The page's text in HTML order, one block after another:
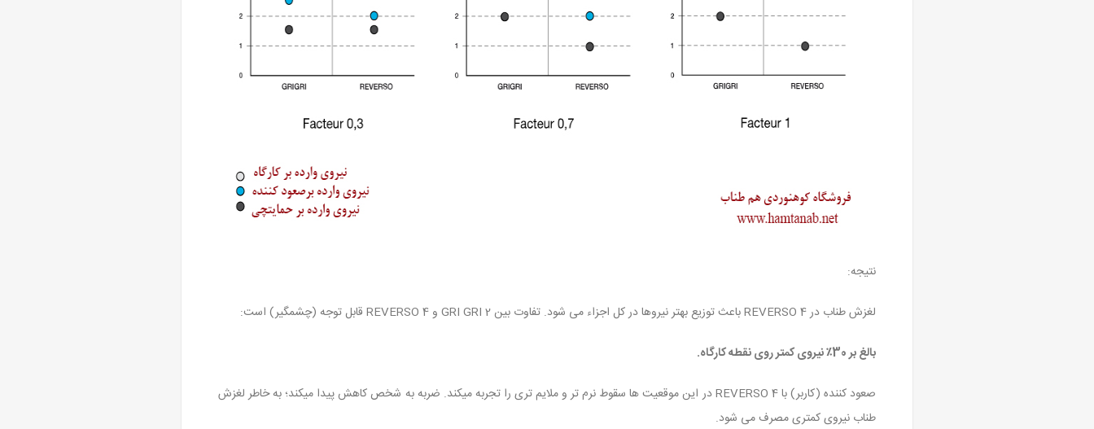
نتیجه:
لغزش طناب در REVERSO 4 باعث توزیع بهتر نیروها در کل اجزاء می شود. تفاوت بین GRI GRI 2 و REVERSO 4 قابل توجه (چشمگیر) است:
بالغ بر 30٪ نیروی کمتر روی نقطه کارگاه.
صعود کننده (کاربر) با REVERSO 4 در این موقعیت ها سقوط نرم تر و ملایم تری را تجربه میکند. ضربه به شخص کاهش پیدا میکند؛ به خاطر لغزش
طناب نیروی کمتری مصرف می شود.